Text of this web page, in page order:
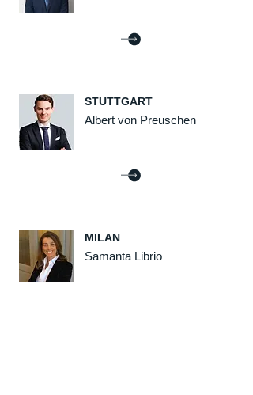
STUTTGART
Albert von Preuschen
MILAN
Samanta Librio